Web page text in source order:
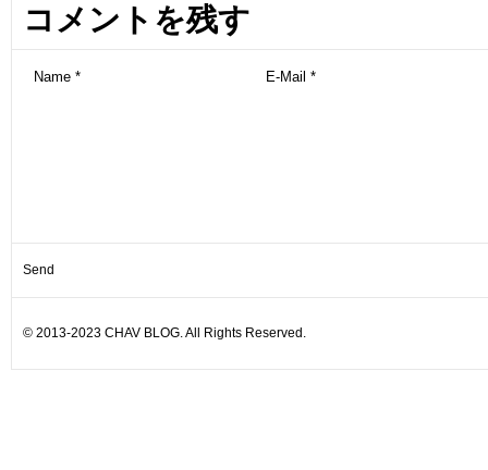
コメントを残す
© 2013-2023 CHAV BLOG. All Rights Reserved.